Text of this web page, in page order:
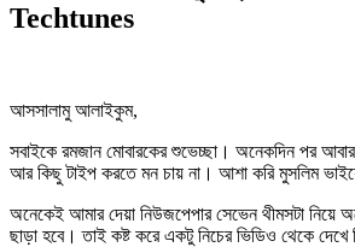
Techtunes
আসসালামু আলাইকুম,
সবাইকে রমজান মোবারকের শুভেচ্ছা। অনেকদিন পর
আর কিছু টাইপ করতে মন চায় না। আশা করি মুসলিম
অনেকেই আমার দেয়া নিউজপেপার সেভেন থীমসটা
ছাড়া হবে। তাই কষ্ট করে একটু নিচের ভিডিও থেকে